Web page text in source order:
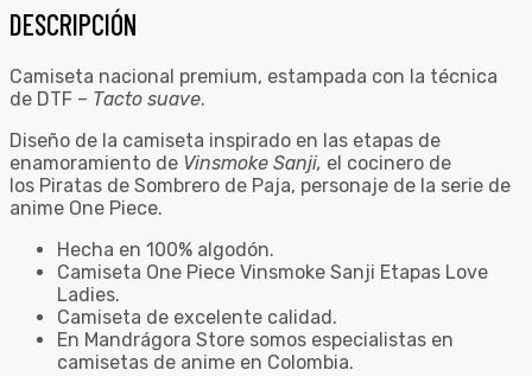
DESCRIPCIÓN
Camiseta nacional premium, estampada con la técnica
de DTF – Tacto suave.
Diseño de la camiseta inspirado en las etapas de
enamoramiento de Vinsmoke Sanji, el cocinero de
los Piratas de Sombrero de Paja, personaje de la serie de
anime One Piece.
Hecha en 100% algodón.
Camiseta One Piece Vinsmoke Sanji Etapas Love
Ladies.
Camiseta de excelente calidad.
En Mandrágora Store somos especialistas en
camisetas de anime en Colombia.